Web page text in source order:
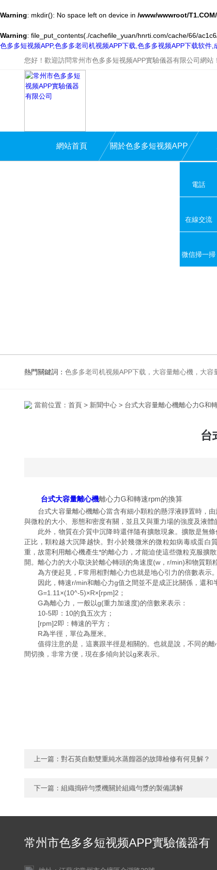
Warning: mkdir(): No space left on device in /www/wwwroot/
Warning: file_put_contents(./cachefile_yuan/hnrti.com/cache/66/
色多多短视频APP,色多多老司机视频APP下载,色多多视频APP下载软件,
您好！歡迎訪問常州市色多多短视频APP實驗儀器有限公司網站
網站首頁 關於色多多短视频APP
熱門關鍵詞： 色多多老司机视频APP下载，大容量離心機，大容量振蕩器，高速冷凍離心機，生化、光照、振蕩培養箱，磁力攪
當前位置： 首頁 > 新聞中心 > 台式大容量離心機離心力G和
台
台式大容量離心機離心力G和轉速rpm的換算
台式大容量離心機離心當含有細小顆粒的懸浮液靜置時，由
與微粒的大小、形態和密度有關，並且又與重力場的強度及液
此外，物質在介質中沉降時還伴隨有擴散現象。擴散是無條
正比，顆粒越大沉降越快。對小於幾微米的微粒如病毒或蛋
重，故需利用離心機產生*的離心力，才能迫使這些微粒克服擴
開。離心力的大小取決於離心轉頭的角速度(w，r/min)和物質
為方便起見，F常用相對離心力也就是地心引力的倍數表示
因此，轉速r/min和離心力g值之間並不是成正比關係，還和
G=1.11×(10^-5)×R×[rpm]2；
G為離心力，一般以g(重力加速度)的倍數來表示：
10-5即：10的負五次方；
[rpm]2即：轉速的平方；
R為半徑，單位為厘米。
值得注意的是，這裏跟半徑是相關的。也就是說，不同的離
間切換，非常方便，現在多傾向於以g來表示。
上一篇： 對石英自動雙重純水蒸餾器的故障檢修有何見解？
下一篇： 組織搗碎勻漿機關於組織勻漿的製備講解
常州市色多多短视频APP實驗儀器有
電話
在線交流
微信掃一掃